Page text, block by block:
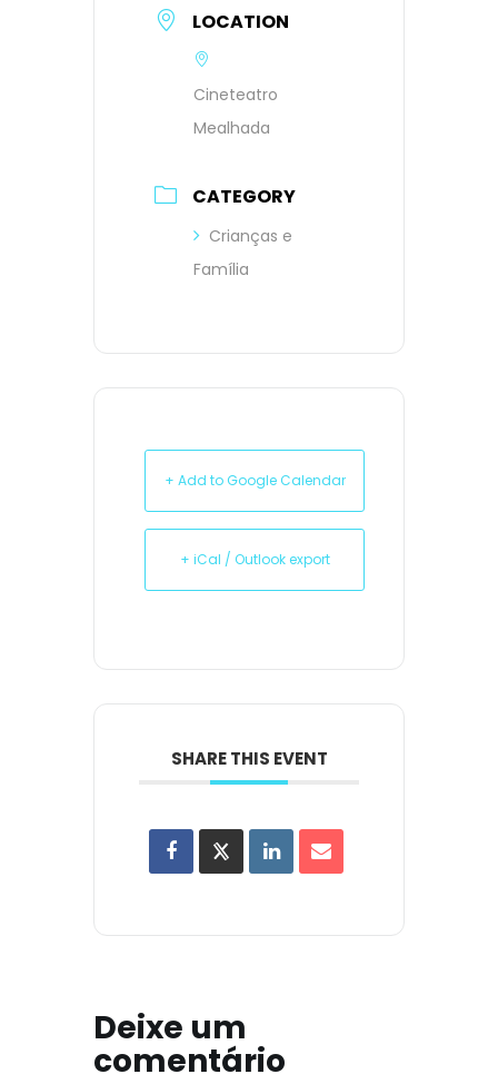
LOCATION
Cineteatro
Mealhada
CATEGORY
Crianças e
Família
+ Add to Google Calendar
+ iCal / Outlook export
SHARE THIS EVENT
Deixe um
comentário